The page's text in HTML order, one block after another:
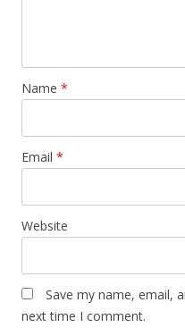
Name *
Email *
Website
Save my name, email,
next time I comment.